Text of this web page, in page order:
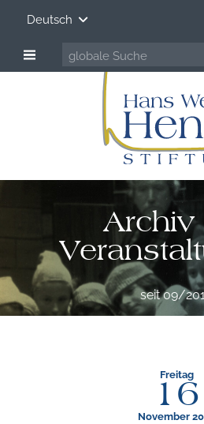
Deutsch
Archiv
seit 09/
Freitag
16
November